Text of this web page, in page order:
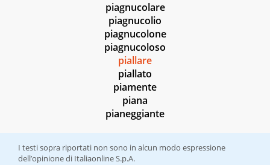
piagnucolare
piagnucolio
piagnucolone
piagnucoloso
piallare
piallato
piamente
piana
pianeggiante
I testi sopra riportati non sono in alcun modo espressione
dell’opinione di Italiaonline S.p.A.